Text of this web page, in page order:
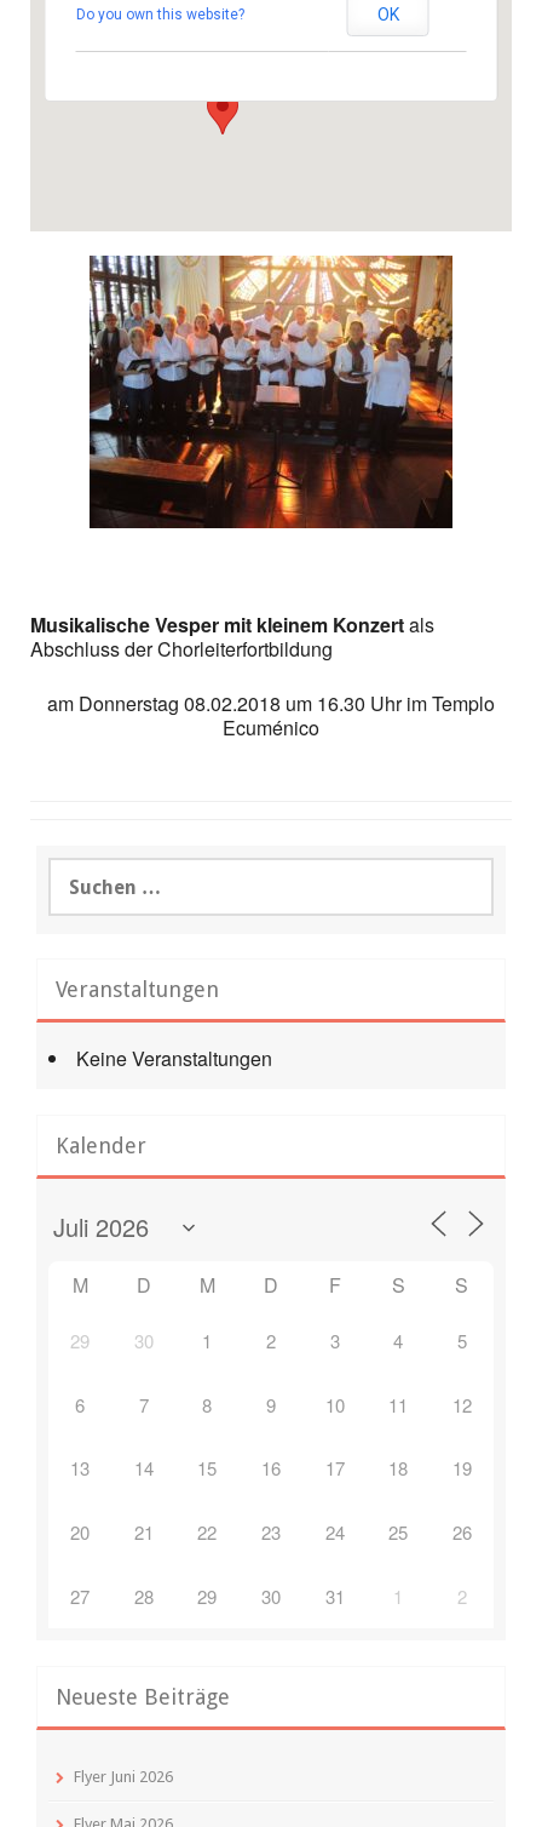
Templo Ecuménico el Salvador
Do you own this website? OK
Musikalische Vesper mit kleinem Konzertals
Abschluss der Chorleiterfortbildung
am Donnerstag 08.02.2018 um 16.30 Uhr im Templo
Ecuménico
nach:
Veranstaltungen
Keine Veranstaltungen
Kalender
M D M D F S S
29 30 1 2 3 4 5
6 7 8 9 10 11 12
13 14 15 16 17 18 19
20 21 22 23 24 25 26
27 28 29 30 31 1 2
Neueste Beiträge
Flyer Juni 2026